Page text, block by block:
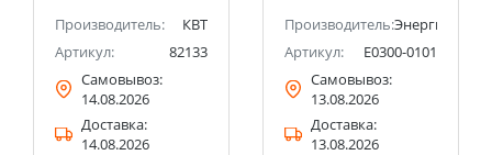
Производитель:
КВТ
Артикул:
82133
Самовывоз:
14.08.2026
Доставка:
14.08.2026
Производитель:Энергия
Артикул:
Е0300-0101
Самовывоз:
13.08.2026
Доставка:
13.08.2026